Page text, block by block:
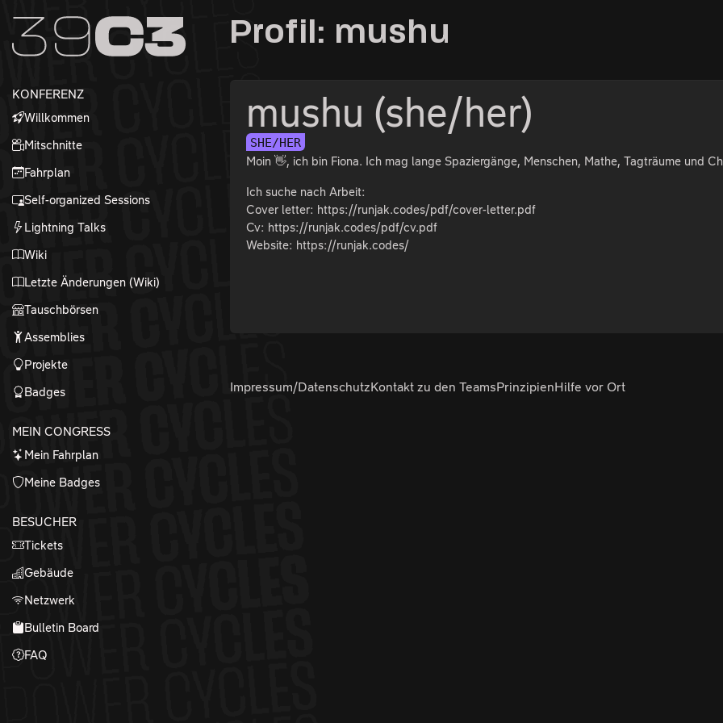
Zum Inhalt
Zum Footer
KONFERENZ
Willkommen
Mitschnitte
Fahrplan
Self-organized Sessions
Lightning Talks
Wiki
Letzte Änderungen (Wiki)
Tauschbörsen
Assemblies
Projekte
Badges
MEIN CONGRESS
Mein Fahrplan
Meine Badges
BESUCHER
Tickets
Gebäude
Netzwerk
Bulletin Board
FAQ
Profil: mushu
mushu (she/her)
SHE/HER
Moin 👋, ich bin Fiona. Ich mag lange Spaziergänge, Menschen, Mathe, Tagträume und
Ich suche nach Arbeit:
Cover letter: https://runjak.codes/pdf/cover-letter.pdf
Cv: https://runjak.codes/pdf/cv.pdf
Website: https://runjak.codes/
Impressum/DatenschutzKontakt zu den TeamsPrinzipienHilfe vor Ort